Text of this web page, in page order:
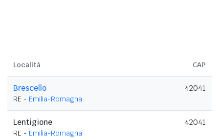
Località CAP
Brescello
RE - Emilia-Romagna
42041
Lentigione
RE - Emilia-Romagna
42041